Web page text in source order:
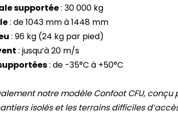
supportée: 30 000 kg
: de 1043 mm à 1448 mm
: 96 kg (24 kg par pied)
: jusqu’à 20 m/s
: de -35°C à +50°C
notre modèle Confoot CFU, conçu
isolés et les terrains difficiles